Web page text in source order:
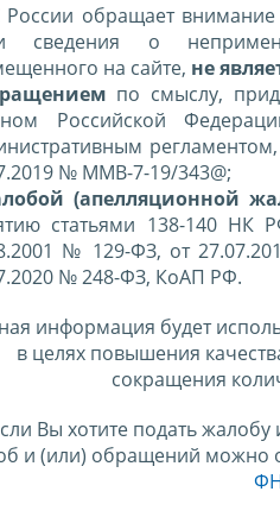
обращает внимание
сведения о
на сайте, не
по смыслу,
Российской
№ ММВ-7-19/343@;
(апелляционной
статьями 138-140 НК
№ 129-ФЗ, от
№ 248-ФЗ, КоАП РФ.
информация будет
в целях повышения
сокращения
Вы хотите подать
и (или) обращений можно